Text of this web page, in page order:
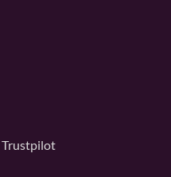
Trustpilot